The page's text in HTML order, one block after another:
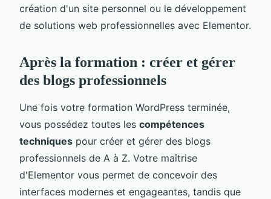
création d'un site personnel ou le développement
de solutions web professionnelles avec Elementor.
Après la formation : créer et gérer
des blogs professionnels
Une fois votre formation WordPress terminée,
vous possédez toutes les compétences
techniques pour créer et gérer des blogs
professionnels de A à Z. Votre maîtrise
d'Elementor vous permet de concevoir des
interfaces modernes et engageantes, tandis que